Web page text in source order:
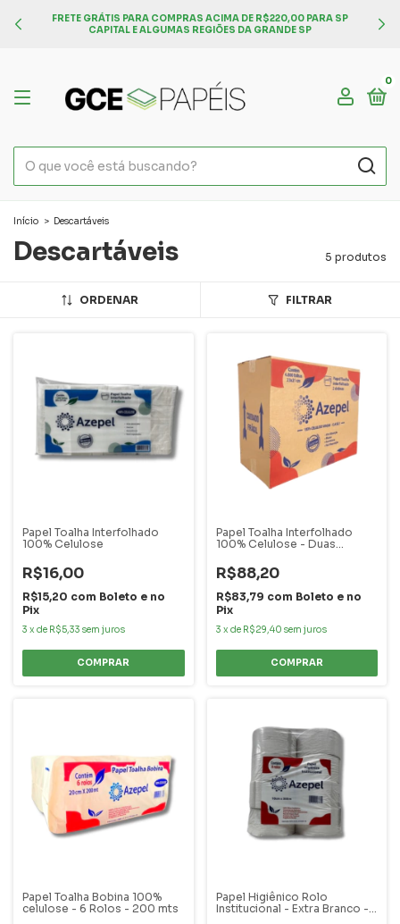
FRETE GRÁTIS PARA COMPRAS ACIMA DE R$220,00 PARA SP
CAPITAL E ALGUMAS REGIÕES DA GRANDE SP
0
Início > Descartáveis
Descartáveis 5 produtos
ORDENAR FILTRAR
Papel Toalha Interfolhado
100% Celulose
R$16,00
R$15,20 com Boleto e no
Pix
3 x de R$5,33 sem juros
Papel Toalha Interfolhado
100% Celulose - Duas
R$88,20
R$83,79 com Boleto e no
Pix
3 x de R$29,40 sem juros
Papel Toalha Bobina 100%
celulose - 6 Rolos - 200 mts
Papel Higiênico Rolo
Institucional - Extra Branco -